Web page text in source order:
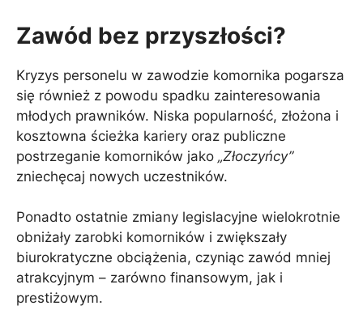
Zawód bez przyszłości?
Kryzys personelu w zawodzie komornika pogarsza
się również z powodu spadku zainteresowania
młodych prawników. Niska popularność, złożona i
kosztowna ścieżka kariery oraz publiczne
postrzeganie komorników jako „Złoczyńcy”
zniechęcaj nowych uczestników.
Ponadto ostatnie zmiany legislacyjne wielokrotnie
obniżały zarobki komorników i zwiększały
biurokratyczne obciążenia, czyniąc zawód mniej
atrakcyjnym – zarówno finansowym, jak i
prestiżowym.